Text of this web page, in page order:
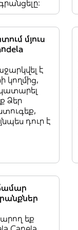
մյուս
է
կողմից,
Ձեր
դուր է
եք